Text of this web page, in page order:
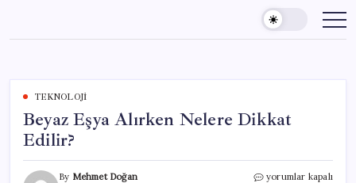
content
TEKNOLOJI
Beyaz Eşya Alırken Nelere Dikkat
Edilir?
By Mehmet Doğan
Beyaz
yorumlar kapalı